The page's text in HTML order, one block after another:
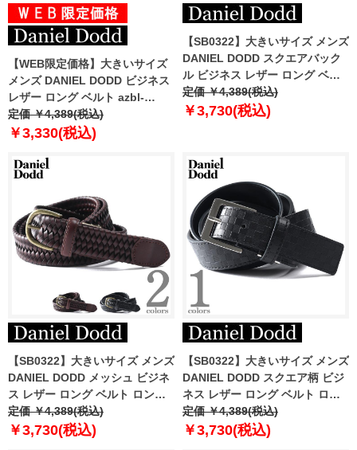
【WEB限定価格】大きいサイズ
メンズ DANIEL DODD ビジネス
レザー ロング ベルト azbl-
219005
定価 ￥4,389(税込)
￥3,330(税込)
【SB0322】大きいサイズ メンズ
DANIEL DODD スクエアバック
ル ビジネス レザー ロング ベル
ト ロングサイズ azbl-249001
定価 ￥4,389(税込)
￥3,730(税込)
【SB0322】大きいサイズ メンズ
DANIEL DODD メッシュ ビジネ
ス レザー ロング ベルト ロング
サイズ azbl-249002
定価 ￥4,389(税込)
￥3,730(税込)
【SB0322】大きいサイズ メンズ
DANIEL DODD スクエア柄 ビジ
ネス レザー ロング ベルト ロン
グサイズ azbl-249003
定価 ￥4,389(税込)
￥3,730(税込)